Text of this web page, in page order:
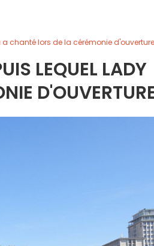
chanté lors de la cérémonie
LEQUEL LADY